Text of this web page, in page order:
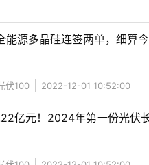
能源多晶硅连签两单，细算
伏100 2022-12-01 10:52:00
亿元！2024年第一份光伏